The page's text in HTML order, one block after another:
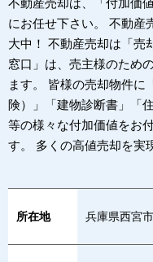
にお任せ下さい。 不動産
大中！ 不動産売却は「売
窓口」は、売主様のため
ます。 皆様の売却物件に
険）」「建物診断書」「
等の様々な付加価値をお
す。 多くの高値売却を実
所在地 兵庫県西宮